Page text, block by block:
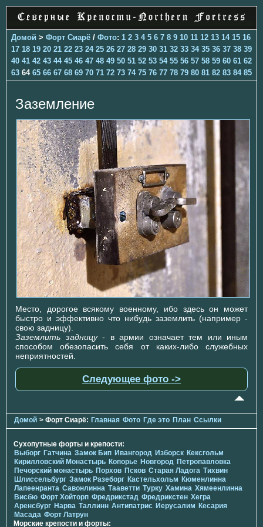
Домой > Форт Сиарё / Фото: 1 2 3 4 5 6 7 8 9 10 11 12 13 14 15 16
17 18 19 20 21 22 23 24 25 26 27 28 29 30 31 32 33 34 35 36 37 38 39
40 41 42 43 44 45 46 47 48 49 50 51 52 53 54 55 56 57 58 59 60 61 62
63 64 65 66 67 68 69 70 71 72 73 74 75 76 77 78 79 80 81 82 83 84 85
Заземление
Место, дорогое всякому военному, ибо здесь он может
быстро и эффективно что нибудь заземлить (например -
свою задницу).
Заземлить задницу- в армии означает тем или иным
способом обезопасить себя от каких-либо служебных
неприятностей.
Следующее фото ->
Домой > Форт Сиарё: Главная Фото Где это План Ссылки
Сухопутные форты и крепости:
Выборг Гатчина Замок Бип Ивангород Изборск Кексгольм
Кирилловский Монастырь Копорье Новгород Петропавловка
Печорcкий монастырь Порхов Псков Старая Ладога Тихвин
Шлиссельбург Замок Разеборг Кастельхольм Кюменлинна
Лапеенранта Савонлинна Тааветти Турку Хамина Хямеенлинна
Висбю Форт Хойторп Фредрикстад Фредрикстен Хегра
Аренсбург Нарва Таллинн Антипатрис Иерусалим Кесария
Масада Форт Латрун
Морские крепости и форты: